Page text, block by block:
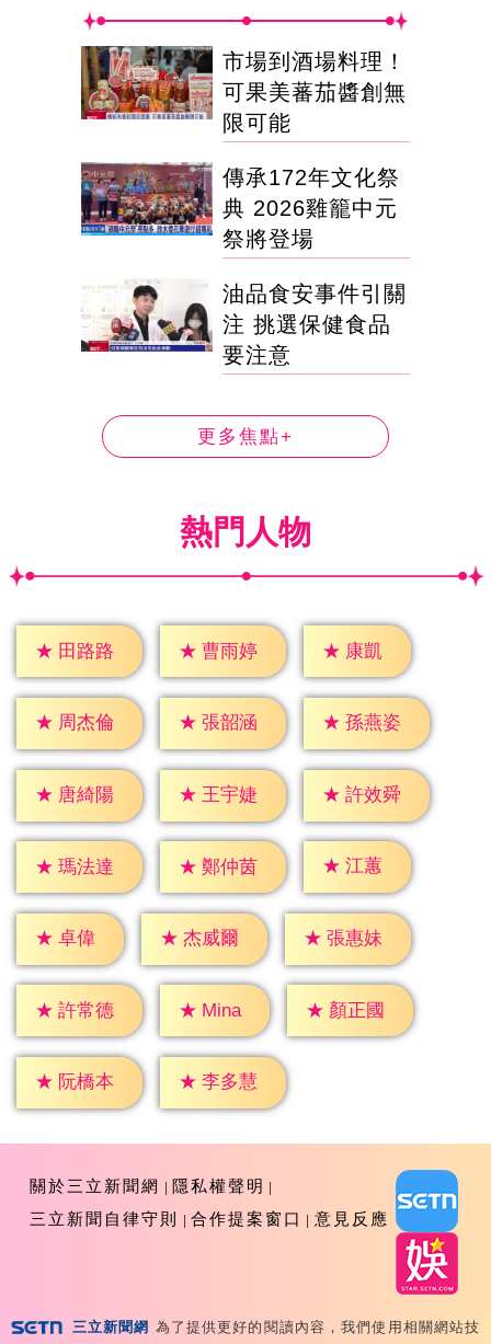
市場到酒場料理！
可果美蕃茄醬創無
限可能
傳承172年文化祭
典 2026雞籠中元
祭將登場
油品食安事件引關
注 挑選保健食品
要注意
更多焦點+
熱門人物
★ 田路路 ★ 曹雨婷 ★ 康凱
★ 周杰倫 ★ 張韶涵 ★ 孫燕姿
★ 唐綺陽 ★ 王宇婕 ★ 許效舜
★ 瑪法達 ★ 鄭仲茵 ★ 江蕙
★ 卓偉 ★ 杰威爾 ★ 張惠妹
★ 許常德 ★ Mina ★ 顏正國
★ 阮橋本 ★ 李多慧
關於三立新聞網
隱私權聲明
三立新聞自律守則
合作提案窗口 意見反應
三立新聞網 為了提供更好的閱讀內容，我們使用相關網站技